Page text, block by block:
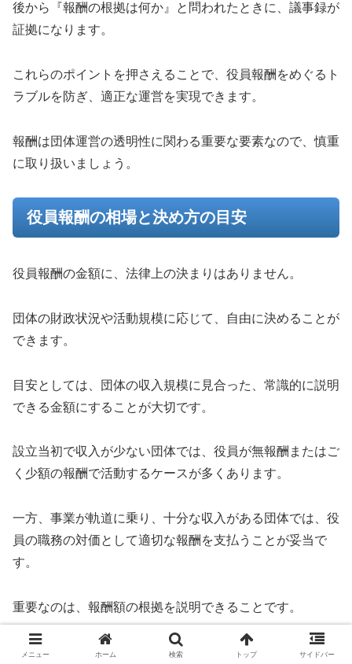
後から『報酬の根拠は何か』と問われたときに、議事録が
証拠になります。
これらのポイントを押さえることで、役員報酬をめぐるト
ラブルを防ぎ、適正な運営を実現できます。
報酬は団体運営の透明性に関わる重要な要素なので、慎重
に取り扱いましょう。
役員報酬の相場と決め方の目安
役員報酬の金額に、法律上の決まりはありません。
団体の財政状況や活動規模に応じて、自由に決めることが
できます。
目安としては、団体の収入規模に見合った、常識的に説明
できる金額にすることが大切です。
設立当初で収入が少ない団体では、役員が無報酬またはご
く少額の報酬で活動するケースが多くあります。
一方、事業が軌道に乗り、十分な収入がある団体では、役
員の職務の対価として適切な報酬を支払うことが妥当で
す。
重要なのは、報酬額の根拠を説明できることです。
会員や外部から『なぜその報酬額なのか』と問われたとき
メニュー ホーム 検索 トップ サイドバー